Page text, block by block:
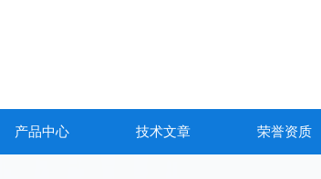
产品中心 技术文章 荣誉资质